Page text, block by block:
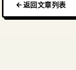
返回文章列表